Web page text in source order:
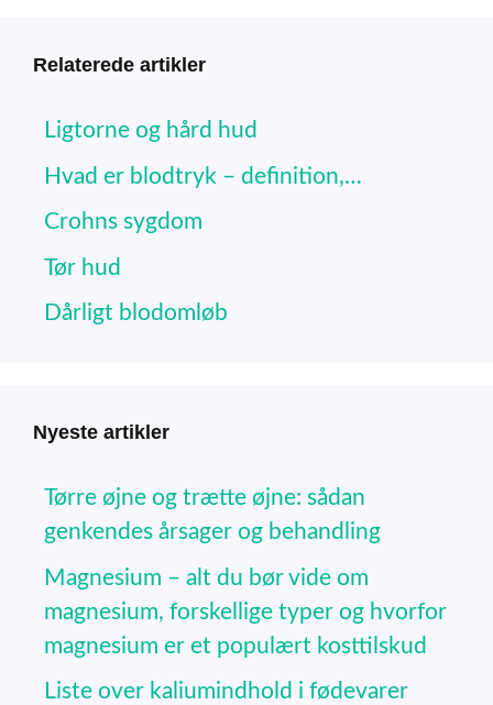
Relaterede artikler
Ligtorne og hård hud
Hvad er blodtryk – definition,…
Crohns sygdom
Tør hud
Dårligt blodomløb
Nyeste artikler
Tørre øjne og trætte øjne: sådan
genkendes årsager og behandling
Magnesium – alt du bør vide om
magnesium, forskellige typer og hvorfor
magnesium er et populært kosttilskud
Liste over kaliumindhold i fødevarer